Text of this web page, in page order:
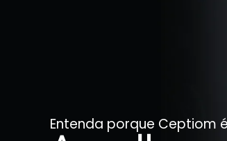
Entenda porque Ceptiom é